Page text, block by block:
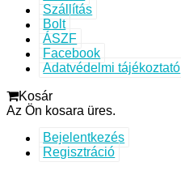
Szállítás
Bolt
ÁSZF
Facebook
Adatvédelmi tájékoztató
Kosár
Az Ön kosara üres.
Bejelentkezés
Regisztráció